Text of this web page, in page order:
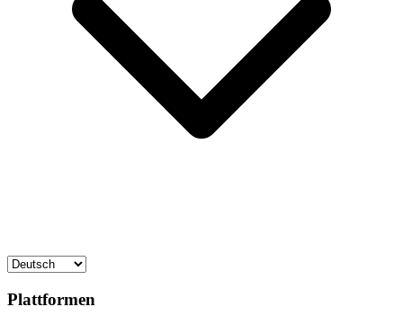
Plattformen